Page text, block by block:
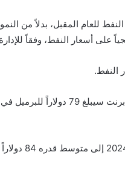
على أسعار النفط، وفقاً للإدارة
النفط.